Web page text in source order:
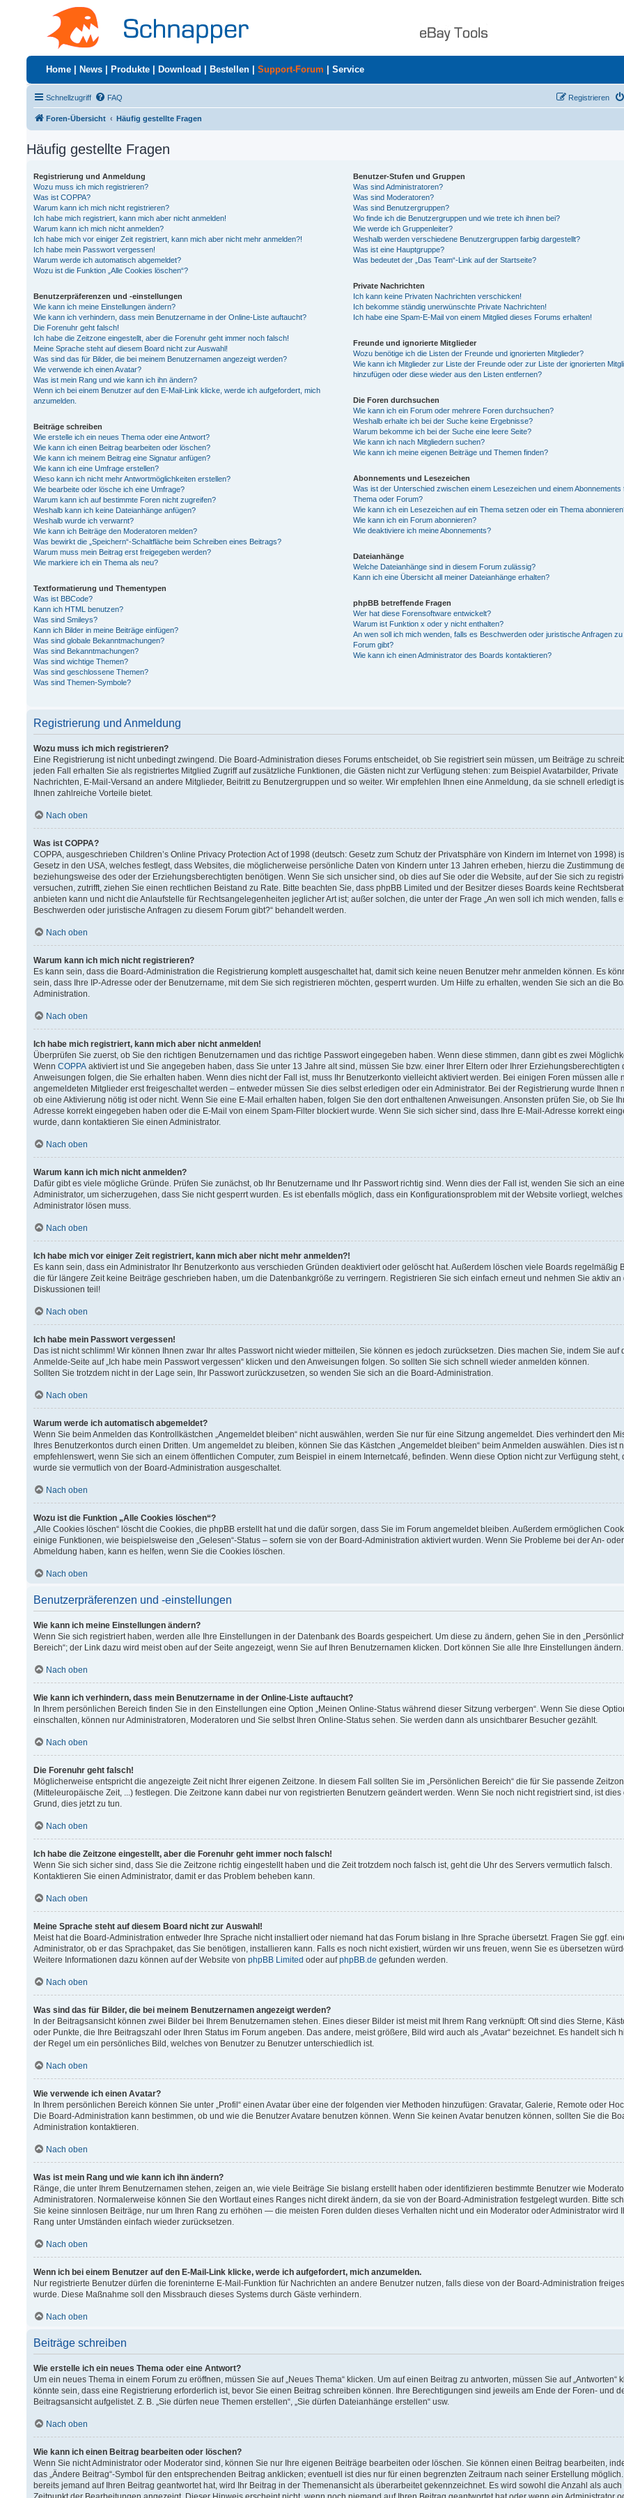
Home News Produkte Download Bestellen Support-Forum Service
Schnellzugriff FAQ Registrieren
Foren-Übersicht Häufig gestellte Fragen
Häufig gestellte Fragen
Registrierung und Anmeldung
Wozu muss ich mich registrieren?
Was ist COPPA?
Warum kann ich mich nicht registrieren?
Ich habe mich registriert, kann mich aber nicht anmelden!
Warum kann ich mich nicht anmelden?
Ich habe mich vor einiger Zeit registriert, kann mich aber nicht mehr anmelden?!
Ich habe mein Passwort vergessen!
Warum werde ich automatisch abgemeldet?
Wozu ist die Funktion „Alle Cookies löschen“?
Benutzerpräferenzen und -einstellungen
Wie kann ich meine Einstellungen ändern?
Wie kann ich verhindern, dass mein Benutzername in der Online-Liste auftaucht?
Die Forenuhr geht falsch!
Ich habe die Zeitzone eingestellt, aber die Forenuhr geht immer noch falsch!
Meine Sprache steht auf diesem Board nicht zur Auswahl!
Was sind das für Bilder, die bei meinem Benutzernamen angezeigt werden?
Wie verwende ich einen Avatar?
Was ist mein Rang und wie kann ich ihn ändern?
Wenn ich bei einem Benutzer auf den E-Mail-Link klicke, werde ich aufgefordert, mich
anzumelden.
Beiträge schreiben
Wie erstelle ich ein neues Thema oder eine Antwort?
Wie kann ich einen Beitrag bearbeiten oder löschen?
Wie kann ich meinem Beitrag eine Signatur anfügen?
Wie kann ich eine Umfrage erstellen?
Wieso kann ich nicht mehr Antwortmöglichkeiten erstellen?
Wie bearbeite oder lösche ich eine Umfrage?
Warum kann ich auf bestimmte Foren nicht zugreifen?
Weshalb kann ich keine Dateianhänge anfügen?
Weshalb wurde ich verwarnt?
Wie kann ich Beiträge den Moderatoren melden?
Was bewirkt die „Speichern“-Schaltfläche beim Schreiben eines Beitrags?
Warum muss mein Beitrag erst freigegeben werden?
Wie markiere ich ein Thema als neu?
Textformatierung und Thementypen
Was ist BBCode?
Kann ich HTML benutzen?
Was sind Smileys?
Kann ich Bilder in meine Beiträge einfügen?
Was sind globale Bekanntmachungen?
Was sind Bekanntmachungen?
Was sind wichtige Themen?
Was sind geschlossene Themen?
Was sind Themen-Symbole?
Benutzer-Stufen und Gruppen
Was sind Administratoren?
Was sind Moderatoren?
Was sind Benutzergruppen?
Wo finde ich die Benutzergruppen und wie trete ich ihnen bei?
Wie werde ich Gruppenleiter?
Weshalb werden verschiedene Benutzergruppen farbig dargestellt?
Was ist eine Hauptgruppe?
Was bedeutet der „Das Team“-Link auf der Startseite?
Private Nachrichten
Ich kann keine Privaten Nachrichten verschicken!
Ich bekomme ständig unerwünschte Private Nachrichten!
Ich habe eine Spam-E-Mail von einem Mitglied dieses Forums erhalten!
Freunde und ignorierte Mitglieder
Wozu benötige ich die Listen der Freunde und ignorierten Mitglieder?
Wie kann ich Mitglieder zur Liste der Freunde oder zur Liste der ignorierten
hinzufügen oder diese wieder aus den Listen entfernen?
Die Foren durchsuchen
Wie kann ich ein Forum oder mehrere Foren durchsuchen?
Weshalb erhalte ich bei der Suche keine Ergebnisse?
Warum bekomme ich bei der Suche eine leere Seite?
Wie kann ich nach Mitgliedern suchen?
Wie kann ich meine eigenen Beiträge und Themen finden?
Abonnements und Lesezeichen
Was ist der Unterschied zwischen einem Lesezeichen und einem Abonnements
Thema oder Forum?
Wie kann ich ein Lesezeichen auf ein Thema setzen oder ein Thema
Wie kann ich ein Forum abonnieren?
Wie deaktiviere ich meine Abonnements?
Dateianhänge
Welche Dateianhänge sind in diesem Forum zulässig?
Kann ich eine Übersicht all meiner Dateianhänge erhalten?
phpBB betreffende Fragen
Wer hat diese Forensoftware entwickelt?
Warum ist Funktion x oder y nicht enthalten?
An wen soll ich mich wenden, falls es Beschwerden oder juristische Anfragen
Forum gibt?
Wie kann ich einen Administrator des Boards kontaktieren?
Registrierung und Anmeldung
Wozu muss ich mich registrieren?
Eine Registrierung ist nicht unbedingt zwingend. Die Board-Administration dieses Forums entscheidet, ob Sie registriert sein müssen, um Beiträge zu
jeden Fall erhalten Sie als registriertes Mitglied Zugriff auf zusätzliche Funktionen, die Gästen nicht zur Verfügung stehen: zum Beispiel Avatarbilder, Private
Nachrichten, E-Mail-Versand an andere Mitglieder, Beitritt zu Benutzergruppen und so weiter. Wir empfehlen Ihnen eine Anmeldung, da sie schnell erledigt
Ihnen zahlreiche Vorteile bietet.
Nach oben
Was ist COPPA?
COPPA, ausgeschrieben Children’s Online Privacy Protection Act of 1998 (deutsch: Gesetz zum Schutz der Privatsphäre von Kindern im Internet von 1998)
Gesetz in den USA, welches festlegt, dass Websites, die möglicherweise persönliche Daten von Kindern unter 13 Jahren erheben, hierzu die Zustimmung
beziehungsweise des oder der Erziehungsberechtigten benötigen. Wenn Sie sich unsicher sind, ob dies auf Sie oder die Website, auf der Sie sich zu
versuchen, zutrifft, ziehen Sie einen rechtlichen Beistand zu Rate. Bitte beachten Sie, dass phpBB Limited und der Besitzer dieses Boards keine
anbieten kann und nicht die Anlaufstelle für Rechtsangelegenheiten jeglicher Art ist; außer solchen, die unter der Frage „An wen soll ich mich wenden, falls
Beschwerden oder juristische Anfragen zu diesem Forum gibt?“ behandelt werden.
Nach oben
Warum kann ich mich nicht registrieren?
Es kann sein, dass die Board-Administration die Registrierung komplett ausgeschaltet hat, damit sich keine neuen Benutzer mehr anmelden können. Es
sein, dass Ihre IP-Adresse oder der Benutzername, mit dem Sie sich registrieren möchten, gesperrt wurden. Um Hilfe zu erhalten, wenden Sie sich an die
Administration.
Nach oben
Ich habe mich registriert, kann mich aber nicht anmelden!
Überprüfen Sie zuerst, ob Sie den richtigen Benutzernamen und das richtige Passwort eingegeben haben. Wenn diese stimmen, dann gibt es zwei
Wenn COPPA aktiviert ist und Sie angegeben haben, dass Sie unter 13 Jahre alt sind, müssen Sie bzw. einer Ihrer Eltern oder Ihrer Erziehungsberechtigten
Anweisungen folgen, die Sie erhalten haben. Wenn dies nicht der Fall ist, muss Ihr Benutzerkonto vielleicht aktiviert werden. Bei einigen Foren müssen alle
angemeldeten Mitglieder erst freigeschaltet werden – entweder müssen Sie dies selbst erledigen oder ein Administrator. Bei der Registrierung wurde Ihnen
ob eine Aktivierung nötig ist oder nicht. Wenn Sie eine E-Mail erhalten haben, folgen Sie den dort enthaltenen Anweisungen. Ansonsten prüfen Sie, ob Sie
Adresse korrekt eingegeben haben oder die E-Mail von einem Spam-Filter blockiert wurde. Wenn Sie sich sicher sind, dass Ihre E-Mail-Adresse korrekt
wurde, dann kontaktieren Sie einen Administrator.
Nach oben
Warum kann ich mich nicht anmelden?
Dafür gibt es viele mögliche Gründe. Prüfen Sie zunächst, ob Ihr Benutzername und Ihr Passwort richtig sind. Wenn dies der Fall ist, wenden Sie sich an
Administrator, um sicherzugehen, dass Sie nicht gesperrt wurden. Es ist ebenfalls möglich, dass ein Konfigurationsproblem mit der Website vorliegt, welches
Administrator lösen muss.
Nach oben
Ich habe mich vor einiger Zeit registriert, kann mich aber nicht mehr anmelden?!
Es kann sein, dass ein Administrator Ihr Benutzerkonto aus verschieden Gründen deaktiviert oder gelöscht hat. Außerdem löschen viele Boards regelmäßig
die für längere Zeit keine Beiträge geschrieben haben, um die Datenbankgröße zu verringern. Registrieren Sie sich einfach erneut und nehmen Sie aktiv an
Diskussionen teil!
Nach oben
Ich habe mein Passwort vergessen!
Das ist nicht schlimm! Wir können Ihnen zwar Ihr altes Passwort nicht wieder mitteilen, Sie können es jedoch zurücksetzen. Dies machen Sie, indem Sie auf
Anmelde-Seite auf „Ich habe mein Passwort vergessen“ klicken und den Anweisungen folgen. So sollten Sie sich schnell wieder anmelden können.
Sollten Sie trotzdem nicht in der Lage sein, Ihr Passwort zurückzusetzen, so wenden Sie sich an die Board-Administration.
Nach oben
Warum werde ich automatisch abgemeldet?
Wenn Sie beim Anmelden das Kontrollkästchen „Angemeldet bleiben“ nicht auswählen, werden Sie nur für eine Sitzung angemeldet. Dies verhindert den
Ihres Benutzerkontos durch einen Dritten. Um angemeldet zu bleiben, können Sie das Kästchen „Angemeldet bleiben“ beim Anmelden auswählen. Dies ist
empfehlenswert, wenn Sie sich an einem öffentlichen Computer, zum Beispiel in einem Internetcafé, befinden. Wenn diese Option nicht zur Verfügung steht,
wurde sie vermutlich von der Board-Administration ausgeschaltet.
Nach oben
Wozu ist die Funktion „Alle Cookies löschen“?
„Alle Cookies löschen“ löscht die Cookies, die phpBB erstellt hat und die dafür sorgen, dass Sie im Forum angemeldet bleiben. Außerdem ermöglichen
einige Funktionen, wie beispielsweise den „Gelesen“-Status – sofern sie von der Board-Administration aktiviert wurden. Wenn Sie Probleme bei der An- oder
Abmeldung haben, kann es helfen, wenn Sie die Cookies löschen.
Nach oben
Benutzerpräferenzen und -einstellungen
Wie kann ich meine Einstellungen ändern?
Wenn Sie sich registriert haben, werden alle Ihre Einstellungen in der Datenbank des Boards gespeichert. Um diese zu ändern, gehen Sie in den
Bereich“; der Link dazu wird meist oben auf der Seite angezeigt, wenn Sie auf Ihren Benutzernamen klicken. Dort können Sie alle Ihre Einstellungen ändern.
Nach oben
Wie kann ich verhindern, dass mein Benutzername in der Online-Liste auftaucht?
In Ihrem persönlichen Bereich finden Sie in den Einstellungen eine Option „Meinen Online-Status während dieser Sitzung verbergen“. Wenn Sie diese
einschalten, können nur Administratoren, Moderatoren und Sie selbst Ihren Online-Status sehen. Sie werden dann als unsichtbarer Besucher gezählt.
Nach oben
Die Forenuhr geht falsch!
Möglicherweise entspricht die angezeigte Zeit nicht Ihrer eigenen Zeitzone. In diesem Fall sollten Sie im „Persönlichen Bereich“ die für Sie passende
(Mitteleuropäische Zeit, ...) festlegen. Die Zeitzone kann dabei nur von registrierten Benutzern geändert werden. Wenn Sie noch nicht registriert sind, ist dies
Grund, dies jetzt zu tun.
Nach oben
Ich habe die Zeitzone eingestellt, aber die Forenuhr geht immer noch falsch!
Wenn Sie sich sicher sind, dass Sie die Zeitzone richtig eingestellt haben und die Zeit trotzdem noch falsch ist, geht die Uhr des Servers vermutlich falsch.
Kontaktieren Sie einen Administrator, damit er das Problem beheben kann.
Nach oben
Meine Sprache steht auf diesem Board nicht zur Auswahl!
Meist hat die Board-Administration entweder Ihre Sprache nicht installiert oder niemand hat das Forum bislang in Ihre Sprache übersetzt. Fragen Sie ggf.
Administrator, ob er das Sprachpaket, das Sie benötigen, installieren kann. Falls es noch nicht existiert, würden wir uns freuen, wenn Sie es übersetzen
Weitere Informationen dazu können auf der Website von phpBB Limited oder aufphpBB.de gefunden werden.
Nach oben
Was sind das für Bilder, die bei meinem Benutzernamen angezeigt werden?
In der Beitragsansicht können zwei Bilder bei Ihrem Benutzernamen stehen. Eines dieser Bilder ist meist mit Ihrem Rang verknüpft: Oft sind dies Sterne,
oder Punkte, die Ihre Beitragszahl oder Ihren Status im Forum angeben. Das andere, meist größere, Bild wird auch als „Avatar“ bezeichnet. Es handelt sich
der Regel um ein persönliches Bild, welches von Benutzer zu Benutzer unterschiedlich ist.
Nach oben
Wie verwende ich einen Avatar?
In Ihrem persönlichen Bereich können Sie unter „Profil“ einen Avatar über eine der folgenden vier Methoden hinzufügen: Gravatar, Galerie, Remote oder
Die Board-Administration kann bestimmen, ob und wie die Benutzer Avatare benutzen können. Wenn Sie keinen Avatar benutzen können, sollten Sie die
Administration kontaktieren.
Nach oben
Was ist mein Rang und wie kann ich ihn ändern?
Ränge, die unter Ihrem Benutzernamen stehen, zeigen an, wie viele Beiträge Sie bislang erstellt haben oder identifizieren bestimmte Benutzer wie
Administratoren. Normalerweise können Sie den Wortlaut eines Ranges nicht direkt ändern, da sie von der Board-Administration festgelegt wurden. Bitte
Sie keine sinnlosen Beiträge, nur um Ihren Rang zu erhöhen — die meisten Foren dulden dieses Verhalten nicht und ein Moderator oder Administrator wird
Rang unter Umständen einfach wieder zurücksetzen.
Nach oben
Wenn ich bei einem Benutzer auf den E-Mail-Link klicke, werde ich aufgefordert, mich anzumelden.
Nur registrierte Benutzer dürfen die foreninterne E-Mail-Funktion für Nachrichten an andere Benutzer nutzen, falls diese von der Board-Administration
wurde. Diese Maßnahme soll den Missbrauch dieses Systems durch Gäste verhindern.
Nach oben
Beiträge schreiben
Wie erstelle ich ein neues Thema oder eine Antwort?
Um ein neues Thema in einem Forum zu eröffnen, müssen Sie auf „Neues Thema“ klicken. Um auf einen Beitrag zu antworten, müssen Sie auf „Antworten“
könnte sein, dass eine Registrierung erforderlich ist, bevor Sie einen Beitrag schreiben können. Ihre Berechtigungen sind jeweils am Ende der Foren- und
Beitragsansicht aufgelistet. Z. B. „Sie dürfen neue Themen erstellen“, „Sie dürfen Dateianhänge erstellen“ usw.
Nach oben
Wie kann ich einen Beitrag bearbeiten oder löschen?
Wenn Sie nicht Administrator oder Moderator sind, können Sie nur Ihre eigenen Beiträge bearbeiten oder löschen. Sie können einen Beitrag bearbeiten,
das „Ändere Beitrag“-Symbol für den entsprechenden Beitrag anklicken; eventuell ist dies nur für einen begrenzten Zeitraum nach seiner Erstellung
bereits jemand auf Ihren Beitrag geantwortet hat, wird Ihr Beitrag in der Themenansicht als überarbeitet gekennzeichnet. Es wird sowohl die Anzahl als auch